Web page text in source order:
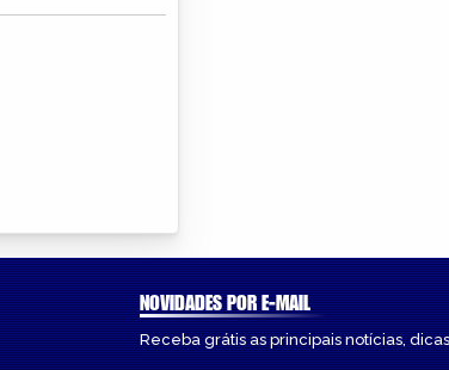
NOVIDADES POR E-MAIL
Receba grátis as principais notícias,